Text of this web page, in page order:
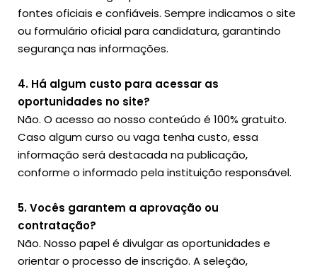
fontes oficiais e confiáveis. Sempre indicamos o site
ou formulário oficial para candidatura, garantindo
segurança nas informações.
4. Há algum custo para acessar as
oportunidades no site?
Não. O acesso ao nosso conteúdo é 100% gratuito.
Caso algum curso ou vaga tenha custo, essa
informação será destacada na publicação,
conforme o informado pela instituição responsável.
5. Vocês garantem a aprovação ou
contratação?
Não. Nosso papel é divulgar as oportunidades e
orientar o processo de inscrição. A seleção,